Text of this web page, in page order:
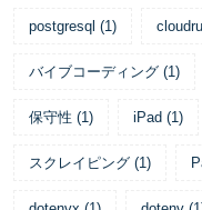
postgresql (1)
バイブコーディング (1)
保守性 (1) iPad (1)
スクレイピング (1)